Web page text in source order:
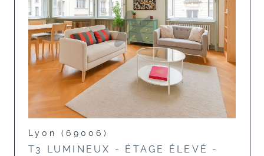
Lyon (69006)
T3 LUMINEUX - ÉTAGE ÉLEVÉ -